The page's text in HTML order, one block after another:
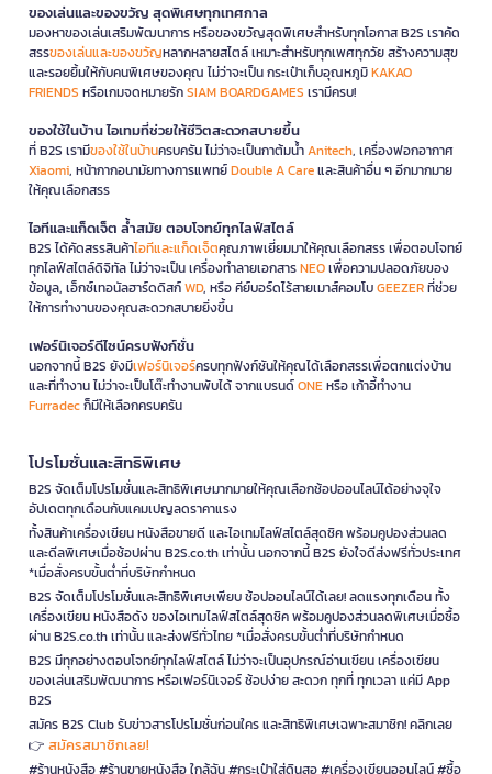
ของเล่นและของขวัญ สุดพิเศษทุกเทศกาล
มองหาของเล่นเสริมพัฒนาการ หรือของขวัญสุดพิเศษสำหรับทุกโอกาส B2S เราคัด
สรรของเล่นและของขวัญหลากหลายสไตล์ เหมาะสำหรับทุกเพศทุกวัย สร้างความสุข
และรอยยิ้มให้กับคนพิเศษของคุณ ไม่ว่าจะเป็น กระเป๋าเก็บอุณหภูมิKAKAO
FRIENDS หรือเกมจดหมายรักSIAM BOARDGAMES เรามีครบ!
ของใช้ในบ้าน ไอเทมที่ช่วยให้ชีวิตสะดวกสบายขึ้น
ที่ B2S เรามีของใช้ในบ้านครบครัน ไม่ว่าจะเป็นกาต้มน้ำAnitech, เครื่องฟอกอากาศ
Xiaomi, หน้ากากอนามัยทางการแพทย์Double A Careและสินค้าอื่น ๆ อีกมากมาย
ให้คุณเลือกสรร
ไอทีและแก็ดเจ็ต ล้ำสมัย ตอบโจทย์ทุกไลฟ์สไตล์
B2S ได้คัดสรรสินค้าไอทีและแก็ดเจ็ตคุณภาพเยี่ยมมาให้คุณเลือกสรร เพื่อตอบโจทย์
ทุกไลฟ์สไตล์ดิจิทัล ไม่ว่าจะเป็น เครื่องทำลายเอกสารNEOเพื่อความปลอดภัยของ
ข้อมูล, เอ็กซ์เทอนัลฮาร์ดดิสก์WD, หรือ คีย์บอร์ดไร้สายเมาส์คอมโบGEEZERที่ช่วย
ให้การทำงานของคุณสะดวกสบายยิ่งขึ้น
เฟอร์นิเจอร์ดีไซน์ครบฟังก์ชั่น
นอกจากนี้ B2S ยังมีเฟอร์นิเจอร์ครบทุกฟังก์ชันให้คุณได้เลือกสรรเพื่อตกแต่งบ้าน
และที่ทำงาน ไม่ว่าจะเป็นโต๊ะทำงานพับได้ จากแบรนด์ONEหรือ เก้าอี้ทำงาน
Furradecก็มีให้เลือกครบครัน
โปรโมชั่นและสิทธิพิเศษ
B2S จัดเต็มโปรโมชั่นและสิทธิพิเศษมากมายให้คุณเลือกช้อปออนไลน์ได้อย่างจุใจ
อัปเดตทุกเดือนกับแคมเปญลดราคาแรง
ทั้งสินค้าเครื่องเขียน หนังสือขายดี และไอเทมไลฟ์สไตล์สุดชิค พร้อมคูปองส่วนลด
และดีลพิเศษเมื่อช้อปผ่าน B2S.co.th เท่านั้น นอกจากนี้ B2S ยังใจดีส่งฟรีทั่วประเทศ
*เมื่อสั่งครบขั้นต่ำที่บริษัทกำหนด
B2S จัดเต็มโปรโมชั่นและสิทธิพิเศษเพียบ ช้อปออนไลน์ได้เลย! ลดแรงทุกเดือน ทั้ง
เครื่องเขียน หนังสือดัง ของไอเทมไลฟ์สไตล์สุดชิค พร้อมคูปองส่วนลดพิเศษเมื่อซื้อ
ผ่าน B2S.co.th เท่านั้น และส่งฟรีทั่วไทย *เมื่อสั่งครบขั้นต่ำที่บริษัทกำหนด
B2S มีทุกอย่างตอบโจทย์ทุกไลฟ์สไตล์ ไม่ว่าจะเป็นอุปกรณ์อ่านเขียน เครื่องเขียน
ของเล่นเสริมพัฒนาการ หรือเฟอร์นิเจอร์ ช้อปง่าย สะดวก ทุกที่ ทุกเวลา แค่มี App
B2S
สมัคร B2S Club รับข่าวสารโปรโมชั่นก่อนใคร และสิทธิพิเศษเฉพาะสมาชิก! คลิกเลย
👉 สมัครสมาชิกเลย!
#ร้านหนังสือ #ร้านขายหนังสือ ใกล้ฉัน #กระเป๋าใส่ดินสอ #เครื่องเขียนออนไลน์ #ซื้อ